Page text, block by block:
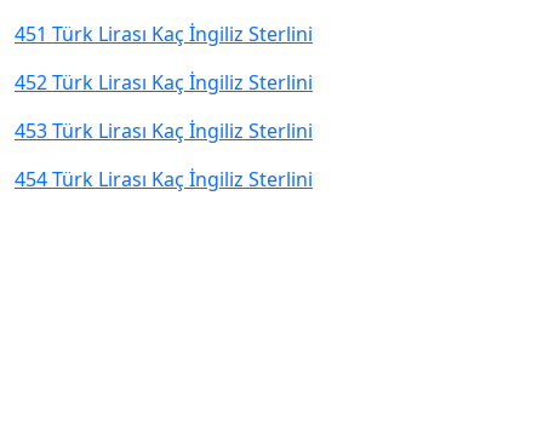
451 Türk Lirası Kaç İngiliz Sterlini
452 Türk Lirası Kaç İngiliz Sterlini
453 Türk Lirası Kaç İngiliz Sterlini
454 Türk Lirası Kaç İngiliz Sterlini